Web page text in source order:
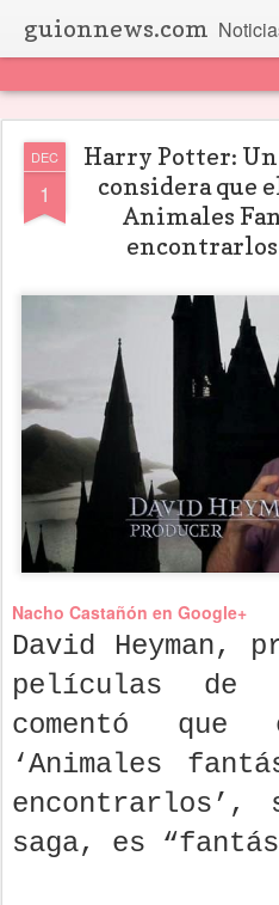
guionnews.com Noticias
DEC
1
Harry Potter: Un
considera que
Animales
Nacho Castañón en Google+
David Heyman,
películas de
comentó
‘Animales
saga, es